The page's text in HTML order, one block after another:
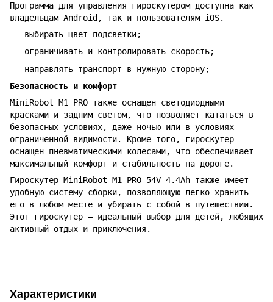
Программа для управления гироскутером доступна как
владельцам Android, так и пользователям iOS.
выбирать цвет подсветки;
ограничивать и контролировать скорость;
направлять транспорт в нужную сторону;
Безопасность и комфорт
MiniRobot M1 PRO также оснащен светодиодными
красками и задним светом, что позволяет кататься в
безопасных условиях, даже ночью или в условиях
ограниченной видимости. Кроме того, гироскутер
оснащен пневматическими колесами, что обеспечивает
максимальный комфорт и стабильность на дороге.
Гироскутер MiniRobot M1 PRO 54V 4.4Ah также имеет
удобную систему сборки, позволяющую легко хранить
его в любом месте и убирать с собой в путешествии.
Этот гироскутер – идеальный выбор для детей, любящих
активный отдых и приключения.
Характеристики